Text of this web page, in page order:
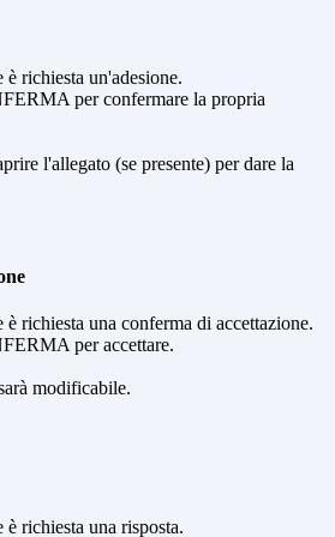
richiesta un'adesione.
per confermare la propria
l'allegato (se presente) per dare la
è richiesta una conferma di accettazione.
per accettare.
modificabile.
richiesta una risposta.